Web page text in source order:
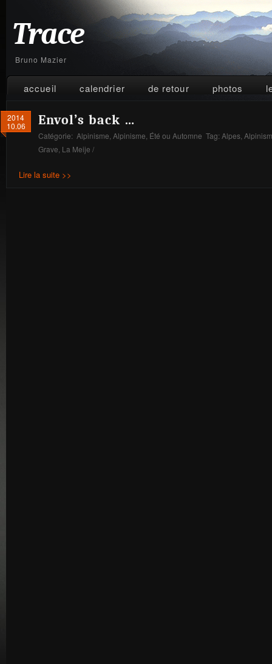
Trace
Bruno Mazier
accueil calendrier de retour photos
2014
10.06
Envol’s back …
Catégorie: Alpinisme Alpinisme Été ou Automne Tag: Alpes
Grave La Meije /
Lire la suite >>